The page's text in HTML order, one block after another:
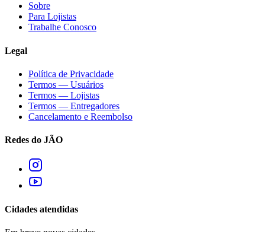
Sobre
Para Lojistas
Trabalhe Conosco
Legal
Política de Privacidade
Termos — Usuários
Termos — Lojistas
Termos — Entregadores
Cancelamento e Reembolso
Redes do JÃO
Cidades atendidas